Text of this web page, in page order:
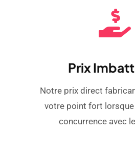
Prix
Notre prix direct
votre point fort
concurrence avec